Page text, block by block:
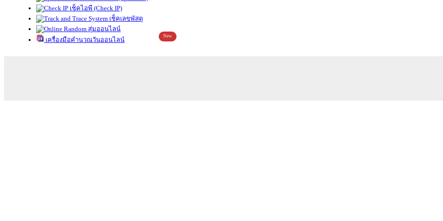
เช็คไอพี (Check IP)
เช็คเลขพัสดุ
สุ่มออนไลน์
เครื่องมือคำนวณวันออนไลน์
New